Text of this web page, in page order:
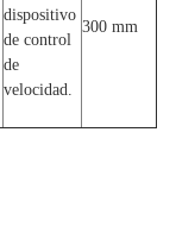
dispositivo
de control
de
velocidad.
300 mm